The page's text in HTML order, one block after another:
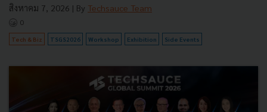
สิงหาคม 7, 2026 | By Techsauce Team
0
Tech & Biz TSGS2026 Workshop Exhibition Side Events